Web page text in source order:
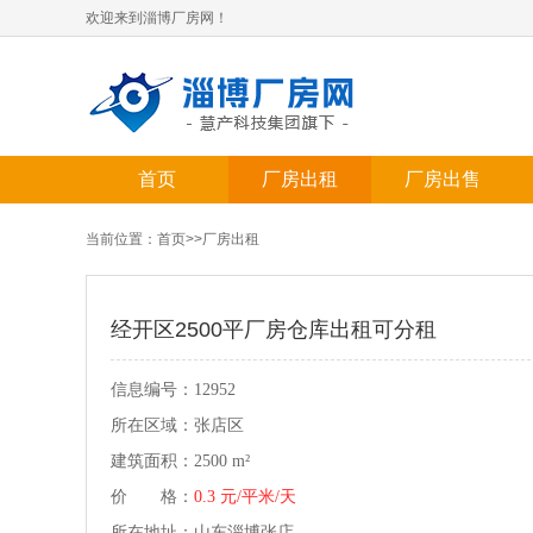
欢迎来到淄博厂房网！
首页 厂房出租 厂房出售
当前位置： 首页>>厂房出租
经开区2500平厂房仓库出租可分租
信息编号：12952
所在区域：张店区
建筑面积：2500 m²
价 格： 0.3 元/平米/天